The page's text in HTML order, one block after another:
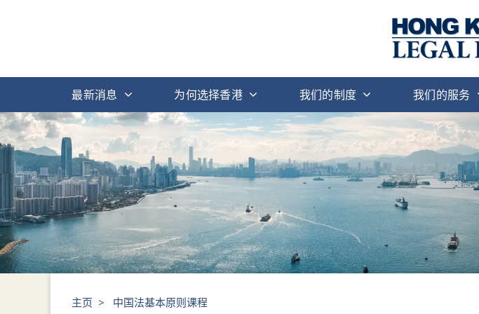
最新消息 为何选择香港 我们的制度 我们的服务
主页 > 中国法基本原则课程